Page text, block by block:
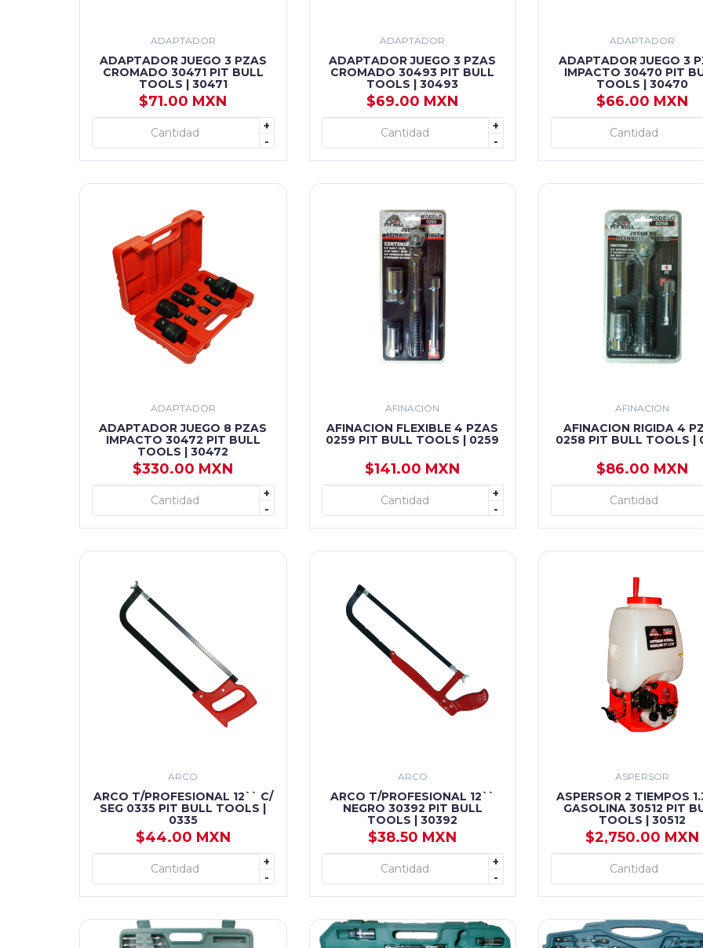
ADAPTADOR
ADAPTADOR JUEGO 3 PZAS
CROMADO 30471 PIT BULL
TOOLS | 30471
$71.00 MXN
+
-
+ AGREGAR
ADAPTADOR
ADAPTADOR JUEGO 3 PZAS
CROMADO 30493 PIT BULL
TOOLS | 30493
$69.00 MXN
+
-
+ AGREGAR
ADAPTADOR
ADAPTADOR JUEGO 3
IMPACTO 30470 PIT
TOOLS | 30470
$66.00 MXN
+ AGREGAR
ADAPTADOR
ADAPTADOR JUEGO 8 PZAS
IMPACTO 30472 PIT BULL
TOOLS | 30472
$330.00 MXN
+
-
+ AGREGAR
AFINACION
AFINACION FLEXIBLE 4 PZAS
0259 PIT BULL TOOLS | 0259
$141.00 MXN
+
-
+ AGREGAR
AFINACION
AFINACION RIGIDA 4
0258 PIT BULL TOOLS |
$86.00 MXN
+ AGREGAR
ARCO
ARCO T/PROFESIONAL 12`` C/
SEG 0335 PIT BULL TOOLS |
0335
$44.00 MXN
+
-
+ AGREGAR
ARCO
ARCO T/PROFESIONAL 12``
NEGRO 30392 PIT BULL
TOOLS | 30392
$38.50 MXN
+
-
+ AGREGAR
ASPERSOR
ASPERSOR 2 TIEMPOS
GASOLINA 30512 PIT
TOOLS | 30512
$2,750.00 MXN
+ AGREGAR